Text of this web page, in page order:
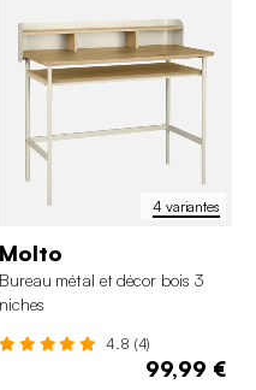
4 variantes
Molto
Bureau métal et décor bois 3
niches
4.8 (4)
99,99 €